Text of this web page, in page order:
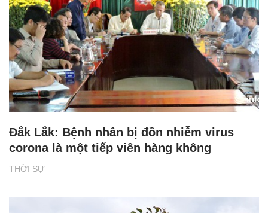
THỜI SỰ
Đắk Lắk: Bệnh nhân bị đồn nhiễm virus
corona là một tiếp viên hàng không